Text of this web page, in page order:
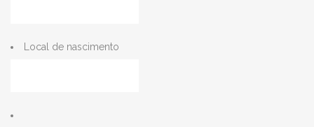
Local de nascimento